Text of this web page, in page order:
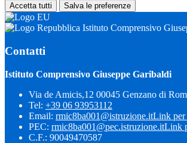
Accetta tutti Salva le preferenze
Istituto Comprensivo
Contatti
Istituto Comprensivo Giuseppe Garibaldi
Via de Amicis,12 00045 Genzano di
Tel: +39 06 93953112
Email: rmic8ba001@istruzione.itLink per
PEC: rmic8ba001@pec.istruzione.itLink
C.F.: 90049470587